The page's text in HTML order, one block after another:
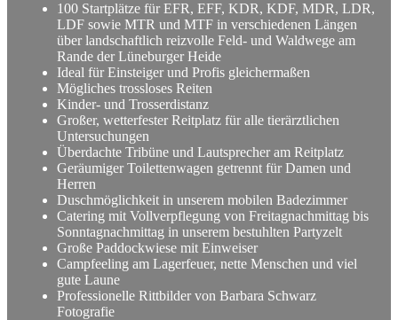
100 Startplätze für EFR, EFF, KDR, KDF, MDR, LDR,
LDF sowie MTR und MTF in verschiedenen Längen
über landschaftlich reizvolle Feld- und Waldwege am
Rande der Lüneburger Heide
Ideal für Einsteiger und Profis gleichermaßen
Mögliches trossloses Reiten
Kinder- und Trosserdistanz
Großer, wetterfester Reitplatz für alle tierärztlichen
Untersuchungen
Überdachte Tribüne und Lautsprecher am Reitplatz
Geräumiger Toilettenwagen getrennt für Damen und
Herren
Duschmöglichkeit in unserem mobilen Badezimmer
Catering mit Vollverpflegung von Freitagnachmittag bis
Sonntagnachmittag in unserem bestuhlten Partyzelt
Große Paddockwiese mit Einweiser
Campfeeling am Lagerfeuer, nette Menschen und viel
gute Laune
Professionelle Rittbilder von Barbara Schwarz
Fotografie